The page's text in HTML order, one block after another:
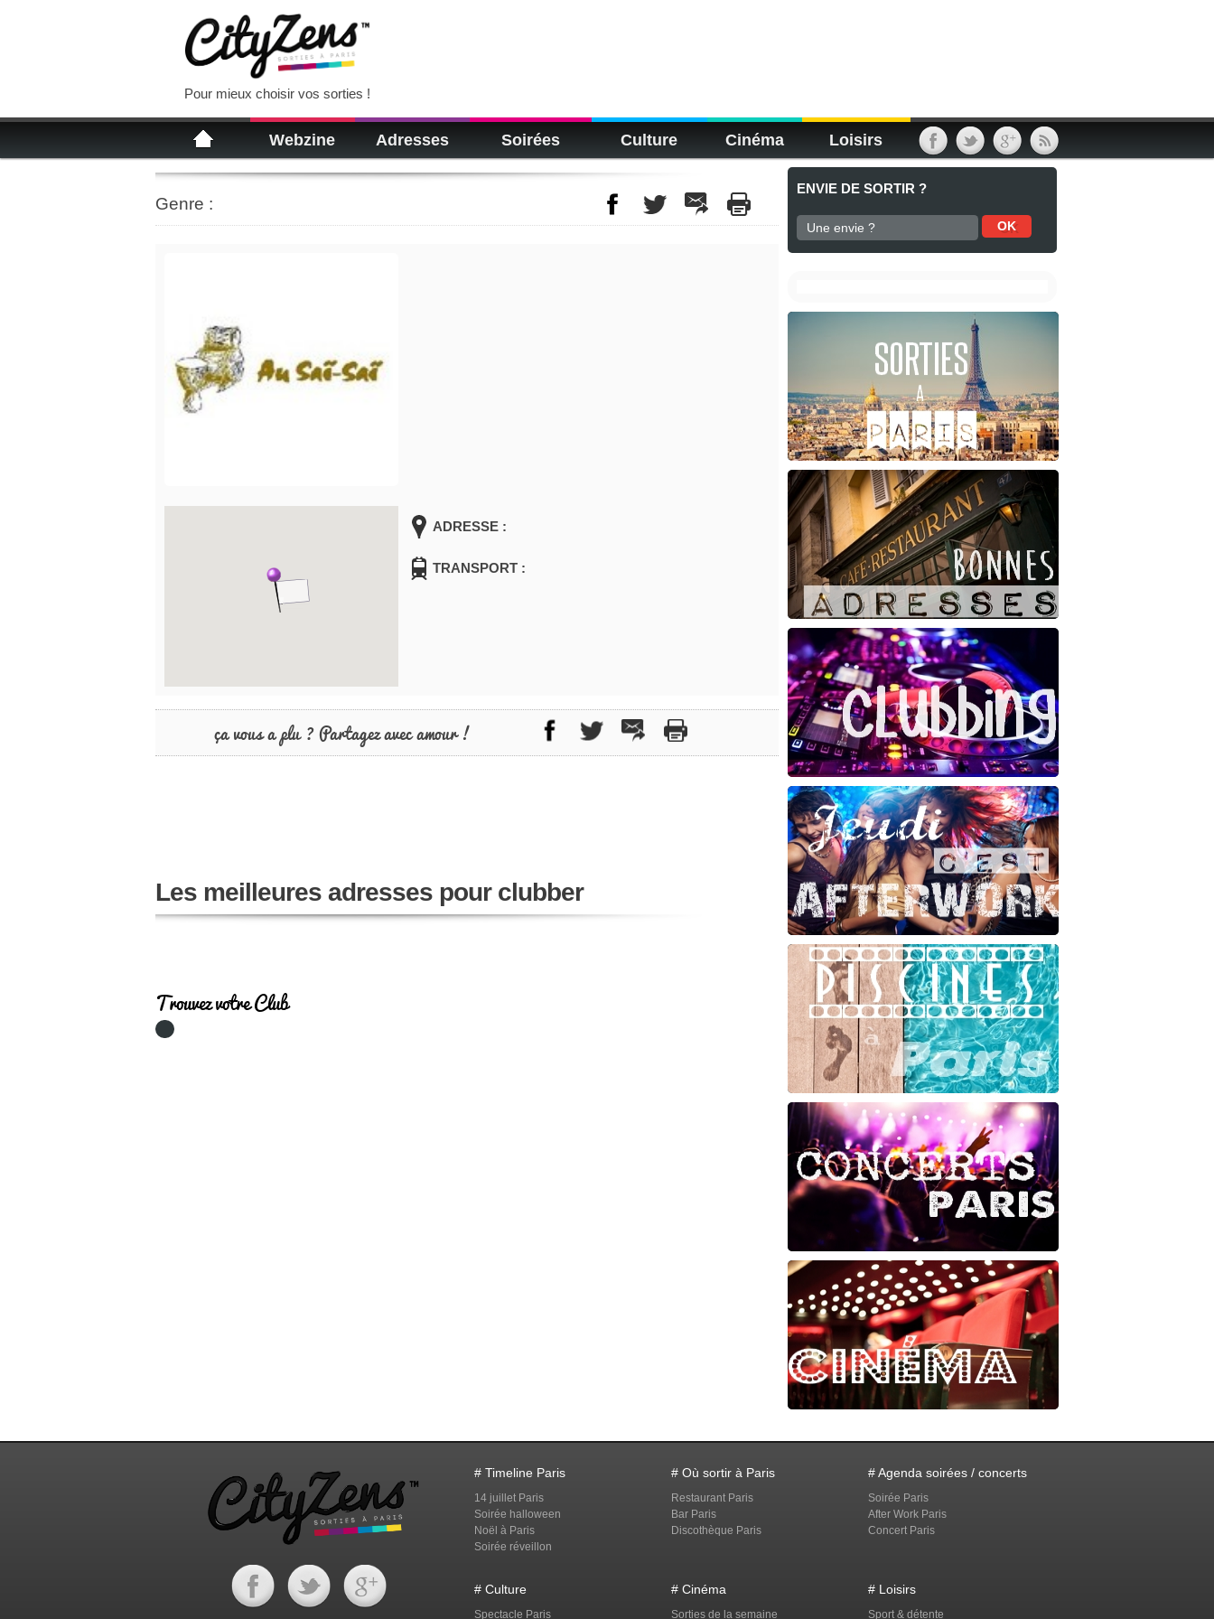
Pour mieux choisir vos sorties !
Webzine Adresses Soirées Culture Cinéma Loisirs
Genre :
ADRESSE :
TRANSPORT :
ça vous a plu ? Partagez avec amour !
Les meilleures adresses pour clubber
Trouvez votre Club
ENVIE DE SORTIR ?
# Timeline Paris
14 juillet Paris
Soirée halloween
Noël à Paris
Soirée réveillon
# Où sortir à Paris
Restaurant Paris
Bar Paris
Discothèque Paris
# Agenda soirées / concerts
Soirée Paris
After Work Paris
Concert Paris
# Culture
Spectacle Paris
# Cinéma
Sorties de la semaine
# Loisirs
Sport & détente